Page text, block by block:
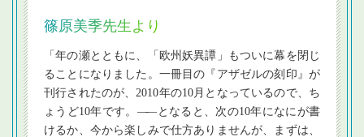
篠原美季先生より
「年の瀬とともに、「欧州妖異譚」もついに幕を閉じ
ることになりました。一冊目の『アザゼルの刻印』が
刊行されたのが、2010年の10月となっているので、ち
ょうど10年です。 ――となると、次の10年になにが書
けるか、今から楽しみで仕方ありませんが、まずは、